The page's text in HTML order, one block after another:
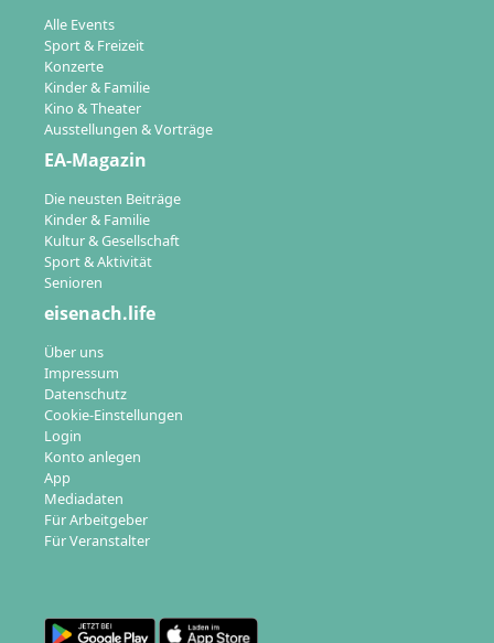
Alle Events
Sport & Freizeit
Konzerte
Kinder & Familie
Kino & Theater
Ausstellungen & Vorträge
EA-Magazin
Die neusten Beiträge
Kinder & Familie
Kultur & Gesellschaft
Sport & Aktivität
Senioren
eisenach.life
Über uns
Impressum
Datenschutz
Cookie-Einstellungen
Login
Konto anlegen
App
Mediadaten
Für Arbeitgeber
Für Veranstalter